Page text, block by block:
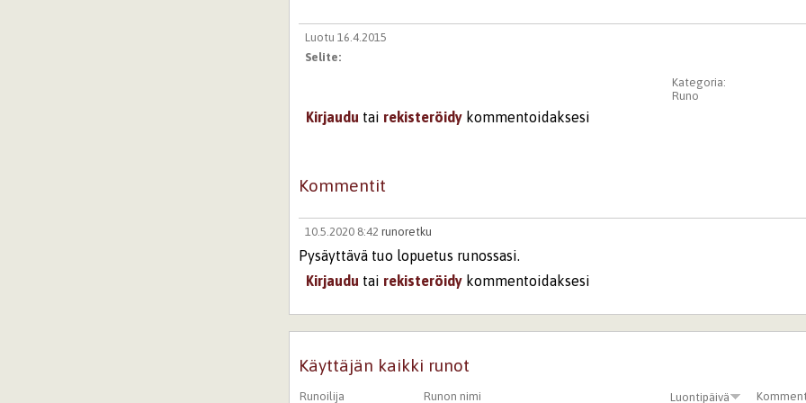
Luotu 16.4.2015
Selite:
Kategoria:
Runo
Kirjaudu tai rekisteröidy kommentoidaksesi
Kommentit
10.5.2020 8:42 runoretku
Pysäyttävä tuo lopuetus runossasi.
Kirjaudu tai rekisteröidy kommentoidaksesi
Käyttäjän kaikki runot
Runoilija Runon nimi Luontipäivä